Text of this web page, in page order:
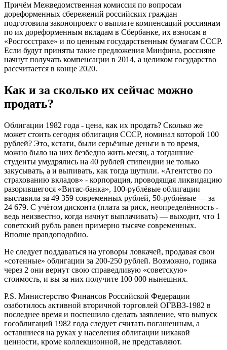
Причём Межведомственная комиссия по вопросам
дореформенных сбережений российских граждан
подготовила законопроект о выплате компенсаций россиянам
по их дореформенным вкладам в Сбербанке, их взносам в
«Росгосстрахе» и по ценным государственным бумагам СССР.
Если будут приняты такие предложения Минфина, россияне
начнут получать компенсации в 2014, а целиком государство
рассчитается в конце 2020.
Как и за сколько их сейчас можно
продать?
Облигации 1982 года - цена, как их продать? Сколько же
может стоить сегодня облигация СССР, номинал которой 100
рублей? Это, кстати, были серьёзные деньги в то время,
можно было на них безбедно жить месяц, а тогдашние
студенты умудрялись на 40 рублей стипендии не только
закусывать, а и выпивать, как тогда шутили. «Агентство по
страхованию вкладов» - корпорация, проводящая ликвидацию
разорившегося «Витас-банка», 100-рублёвые облигации
выставила за 49 359 современных рублей, 50-рублёвые — за
24 679. С учётом дисконта (плата за риск, неопределённость -
ведь неизвестно, когда начнут выплачивать) — выходит, что 1
советский рубль равен примерно тысяче современных.
Вполне правдоподобно.
Не следует поддаваться на уговоры ловкачей, продавая свои
«сотенные» облигации за 200-250 рублей. Возможно, годика
через 2 они вернут свою справедливую «советскую»
стоимость, и вы за них получите 100 000 нынешних.
P.S. Министерство Финансов Российской Федерации
озаботилось активной вторичной торговлей ОГВВЗ-1982 в
последнее время и поспешило сделать заявление, что выпуск
гособлигаций 1982 года следует считать погашенным, а
оставшиеся на руках у населения облигации никакой
ценности, кроме коллекционной, не представляют.